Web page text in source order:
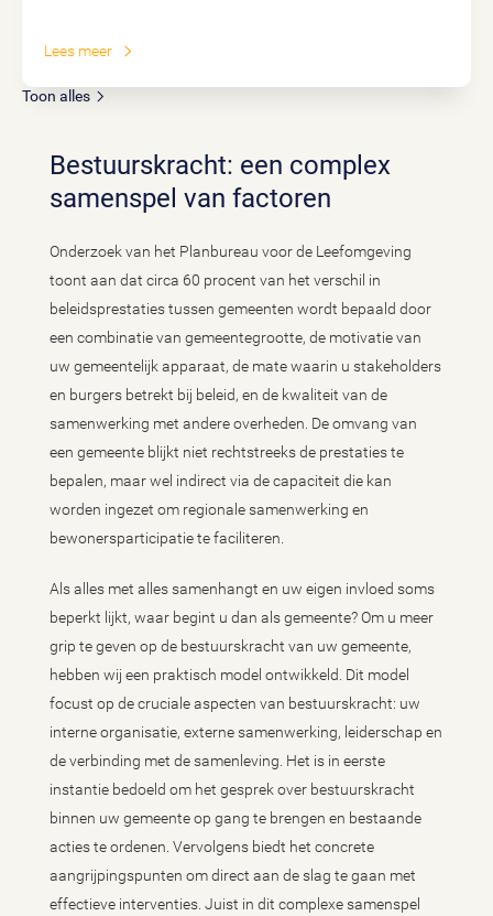
Lees meer
Toon alles
Bestuurskracht: een complex
samenspel van factoren
Onderzoek van het Planbureau voor de Leefomgeving
toont aan dat circa 60 procent van het verschil in
beleidsprestaties tussen gemeenten wordt bepaald door
een combinatie van gemeentegrootte, de motivatie van
uw gemeentelijk apparaat, de mate waarin u stakeholders
en burgers betrekt bij beleid, en de kwaliteit van de
samenwerking met andere overheden. De omvang van
een gemeente blijkt niet rechtstreeks de prestaties te
bepalen, maar wel indirect via de capaciteit die kan
worden ingezet om regionale samenwerking en
bewonersparticipatie te faciliteren.
Als alles met alles samenhangt en uw eigen invloed soms
beperkt lijkt, waar begint u dan als gemeente? Om u meer
grip te geven op de bestuurskracht van uw gemeente,
hebben wij een praktisch model ontwikkeld. Dit model
focust op de cruciale aspecten van bestuurskracht: uw
interne organisatie, externe samenwerking, leiderschap en
de verbinding met de samenleving. Het is in eerste
instantie bedoeld om het gesprek over bestuurskracht
binnen uw gemeente op gang te brengen en bestaande
acties te ordenen. Vervolgens biedt het concrete
aangrijpingspunten om direct aan de slag te gaan met
effectieve interventies. Juist in dit complexe samenspel